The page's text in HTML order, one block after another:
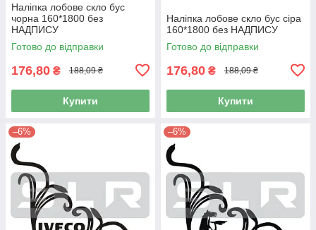
Наліпка лобове скло бус
чорна 160*1800 без
НАДПИСУ
Готово до відправки
176,80 ₴ 188,09 ₴
Купити
Наліпка лобове скло бус сіра
160*1800 без НАДПИСУ
Готово до відправки
176,80 ₴ 188,09 ₴
Купити
–6% –6%